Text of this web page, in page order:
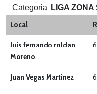
Categoria: LIGA ZONA
Local
luis fernando roldan
Moreno
6
Juan Vegas Martinez 6